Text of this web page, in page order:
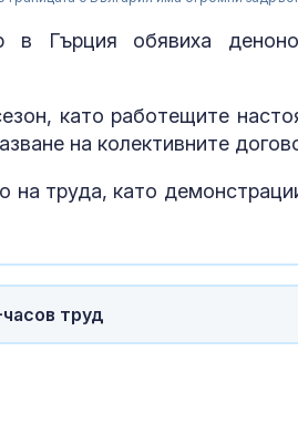
в Гърция обявиха
като работещите
на колективните
на труда, като
труд
близо до